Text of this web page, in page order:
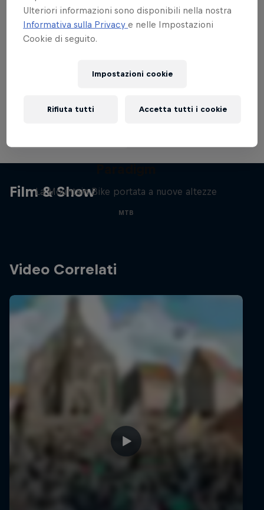
piazza alla Red Bull Rampage dell'anno scorso.
Film & Show
La Mountain Bike portata a nuove altezze
MTB
Video Correlati
Ulteriori informazioni sono disponibili nella nostra
Informativa sulla Privacye nelle Impostazioni
Cookie di seguito.
Impostazioni cookie
Rifiuta tutti Accetta tutti i cookie